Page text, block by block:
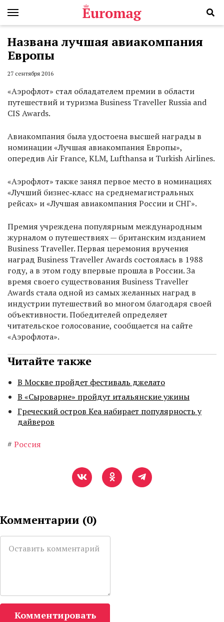
Названа лучшая авиакомпания
Европы
27 сентября 2016
«Аэрофлот» стал обладателем премии в области
путешествий и туризма Business Traveller Russia and
CIS Awards.
Авиакомпания была удостоена высшей награды в
номинации «Лучшая авиакомпания Европы»,
опередив Air France, KLM, Lufthansa и Turkish Airlines.
«Аэрофлот» также занял первое место в номинациях
«Лучший бизнес‑класс на среднемагистральных
рейсах» и «Лучшая авиакомпания России и СНГ».
Премия учреждена популярным международным
журналом о путешествиях — британским изданием
Business Traveller. Первая церемония вручения
наград Business Traveller Awards состоялась в 1988
году, а в этом году впервые прошла в России. За
время своего существования Business Traveller
Awards стала одной из самых желанных наград в
индустрии путешествий во многом благодаря своей
объективности. Победителей определяет
читательское голосование, сообщается на сайте
«Аэрофлота».
Читайте также
В Москве пройдет фестиваль джелато
В «Сыроварне» пройдут итальянские ужины
Греческий остров Кеа набирает популярность у
дайверов
# Россия
Комментарии (0)
Комментировать